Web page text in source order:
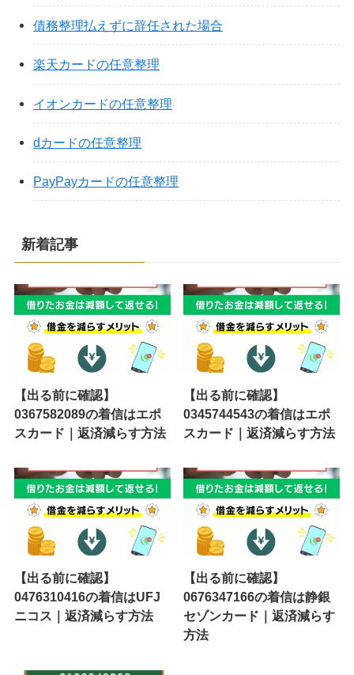
債務整理払えずに辞任された場合
楽天カードの任意整理
イオンカードの任意整理
dカードの任意整理
PayPayカードの任意整理
新着記事
【出る前に確認】
0367582089の着信はエポ
スカード｜返済減らす方法
【出る前に確認】
0345744543の着信はエポ
スカード｜返済減らす方法
【出る前に確認】
0476310416の着信はUFJ
ニコス｜返済減らす方法
【出る前に確認】
0676347166の着信は静銀
セゾンカード｜返済減らす
方法